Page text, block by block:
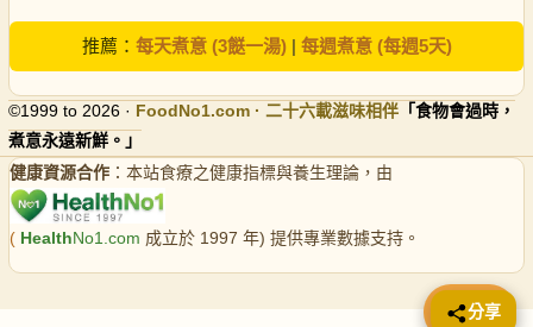
推薦： 每天煮意 (3餸一湯)| 每週煮意 (每週5天)
©1999 to 2026 · FoodNo1.com · 二十六載滋味相伴 「食物會過時，
煮意永遠新鮮。」
健康資源合作 ：本站食療之健康指標與養生理論，由
( HealthNo1.com 成立於 1997 年) 提供專業數據支持。
📤 分享
分享